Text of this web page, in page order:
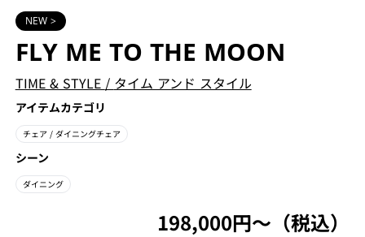
NEW >
FLY ME TO THE MOON
TIME & STYLE / タイム アンド スタイル
アイテムカテゴリ
チェア / ダイニングチェア
シーン
ダイニング
198,000円〜（税込）